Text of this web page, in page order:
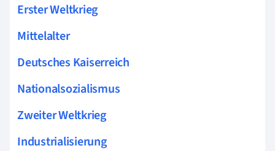
Erster Weltkrieg
Mittelalter
Deutsches Kaiserreich
Nationalsozialismus
Zweiter Weltkrieg
Industrialisierung